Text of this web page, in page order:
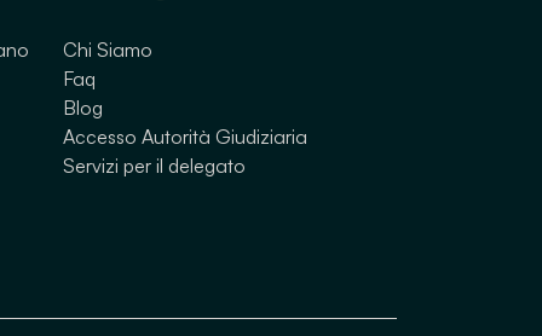
Chi Siamo
Faq
Blog
Accesso Autorità Giudiziaria
Servizi per il delegato